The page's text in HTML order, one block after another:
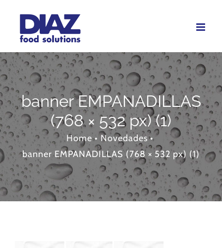
content
banner EMPANADILLAS
(768 × 532 px) (1)
Home • Novedades •
banner EMPANADILLAS (768 × 532 px) (1)